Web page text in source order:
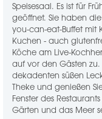
Speisesaal. Es ist für
geöffnet. Sie haben
you-can-eat-Buffet mit
Kuchen - auch
Köche am Live-
auf vor den Gästen zu.
dekadenten süßen
Theke und genießen
Fenster des
Gärten und das Meer